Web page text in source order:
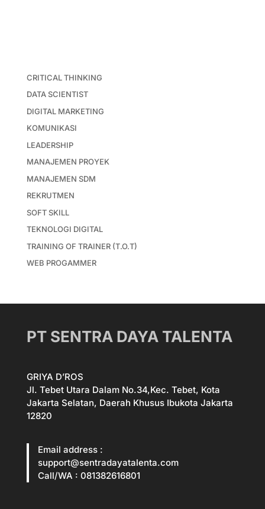
CRITICAL THINKING
DATA SCIENTIST
DIGITAL MARKETING
KOMUNIKASI
LEADERSHIP
MANAJEMEN PROYEK
MANAJEMEN SDM
REKRUTMEN
SOFT SKILL
TEKNOLOGI DIGITAL
TRAINING OF TRAINER (T.O.T)
WEB PROGAMMER
PT SENTRA DAYA TALENTA
GRIYA D’ROS
Jl. Tebet Utara Dalam No.34,Kec. Tebet, Kota
Jakarta Selatan, Daerah Khusus Ibukota Jakarta
12820
Email address :
support@sentradayatalenta.com
Call/WA : 081382616801